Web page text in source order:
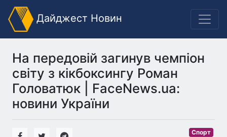
Дайджест Новин
На передовій загинув чемпіон
світу з кікбоксингу Роман
Головатюк | FaceNews.ua:
новини України
Спорт